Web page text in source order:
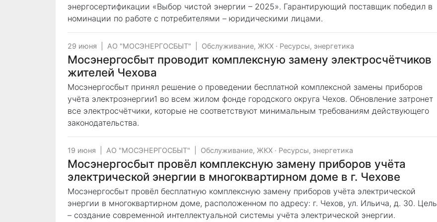
энергосертификации «Выбор чистой энергии – 2025». Гарантирующий поставщик победил в
номинации по работе с потребителями – юридическими лицами.
29 июня АО "МОСЭНЕРГОСБЫТ" Обслуживание, ЖКХ · Ресурсы, энергетика
Мосэнергосбыт проводит комплексную замену электросчётчиков
жителей Чехова
Мосэнергосбыт принял решение о проведении бесплатной комплексной замены приборов
учёта электроэнергии1 во всем жилом фонде городского округа Чехов. Обновление затронет
все электросчётчики, которые не соответствуют минимальным требованиям действующего
законодательства.
19 июня АО "МОСЭНЕРГОСБЫТ" Обслуживание, ЖКХ · Ресурсы, энергетика
Мосэнергосбыт провёл комплексную замену приборов учёта
электрической энергии в многоквартирном доме в г. Чехове
Мосэнергосбыт провёл бесплатную комплексную замену приборов учёта электрической
энергии в многоквартирном доме, расположенном по адресу: г. Чехов, ул. Ильича, д. 30. Цель
– создание современной интеллектуальной системы учёта электрической энергии.